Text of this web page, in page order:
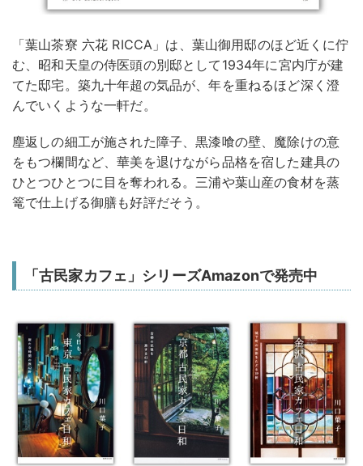
「葉山茶寮 六花 RICCA」は、葉山御用邸のほど近くに佇
む、昭和天皇の侍医頭の別邸として1934年に宮内庁が建
てた邸宅。築九十年超の気品が、年を重ねるほど深く澄
んでいくような一軒だ。
塵返しの細工が施された障子、黒漆喰の壁、魔除けの意
をもつ欄間など、華美を退けながら品格を宿した建具の
ひとつひとつに目を奪われる。三浦や葉山産の食材を蒸
篭で仕上げる御膳も好評だそう。
「古民家カフェ」シリーズAmazonで発売中